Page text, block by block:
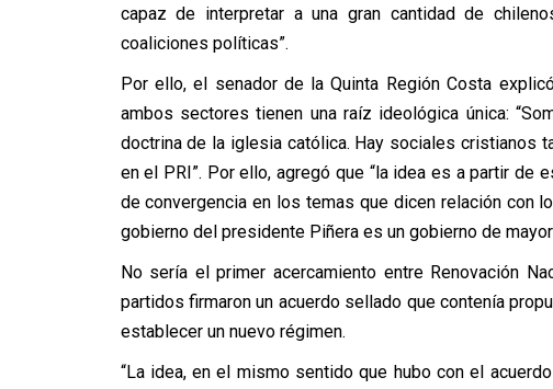
capaz de interpretar a una gran cantidad de
coaliciones políticas”.
Por ello, el senador de la Quinta Región Costa
ambos sectores tienen una raíz ideológica única:
doctrina de la iglesia católica. Hay sociales cristianos
en el PRI”. Por ello, agregó que “la idea es a partir de
de convergencia en los temas que dicen relación con
gobierno del presidente Piñera es un gobierno de
No sería el primer acercamiento entre Renovación
partidos firmaron un acuerdo sellado que contenía
establecer un nuevo régimen.
“La idea, en el mismo sentido que hubo con el